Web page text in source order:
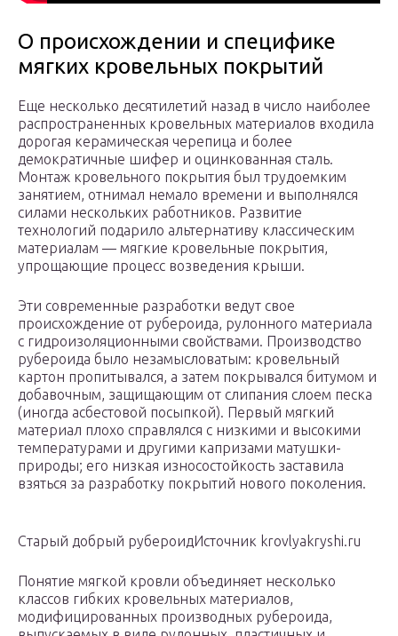
О происхождении и специфике
мягких кровельных покрытий
Еще несколько десятилетий назад в число наиболее
распространенных кровельных материалов входила
дорогая керамическая черепица и более
демократичные шифер и оцинкованная сталь.
Монтаж кровельного покрытия был трудоемким
занятием, отнимал немало времени и выполнялся
силами нескольких работников. Развитие
технологий подарило альтернативу классическим
материалам — мягкие кровельные покрытия,
упрощающие процесс возведения крыши.
Эти современные разработки ведут свое
происхождение от рубероида, рулонного материала
с гидроизоляционными свойствами. Производство
рубероида было незамысловатым: кровельный
картон пропитывался, а затем покрывался битумом и
добавочным, защищающим от слипания слоем песка
(иногда асбестовой посыпкой). Первый мягкий
материал плохо справлялся с низкими и высокими
температурами и другими капризами матушки-
природы; его низкая износостойкость заставила
взяться за разработку покрытий нового поколения.
Старый добрый рубероидИсточник krovlyakryshi.ru
Понятие мягкой кровли объединяет несколько
классов гибких кровельных материалов,
модифицированных производных рубероида,